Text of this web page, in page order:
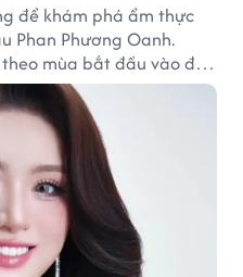
để khám phá ẩm thực
Phan Phương Oanh.
mùa bắt đầu vào độ
gần xa.